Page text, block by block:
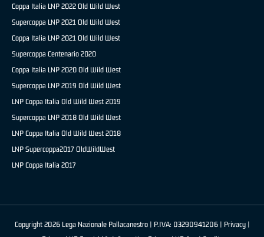
Coppa Italia LNP 2022 Old Wild West
Supercoppa LNP 2021 Old Wild West
Coppa Italia LNP 2021 Old Wild West
Supercoppa Centenario 2020
Coppa Italia LNP 2020 Old Wild West
Supercoppa LNP 2019 Old Wild West
LNP Coppa Italia Old Wild West 2019
Supercoppa LNP 2018 Old Wild West
LNP Coppa Italia Old Wild West 2018
LNP Supercoppa2017 OldWildWest
LNP Coppa Italia 2017
Copyright 2026 Lega Nazionale Pallacanestro | P.IVA: 03290941206 | Privacy|